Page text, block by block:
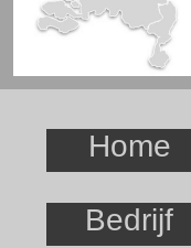
Home
Bedrijf